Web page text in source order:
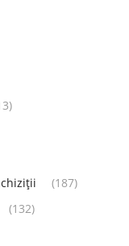
(187)
(132)